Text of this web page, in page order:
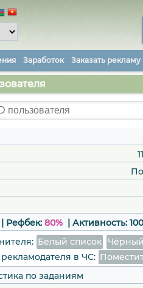
Заработок Заказать рекламу
| Рефбек: 80% Активность:
Белый список
в ЧС:
по заданиям